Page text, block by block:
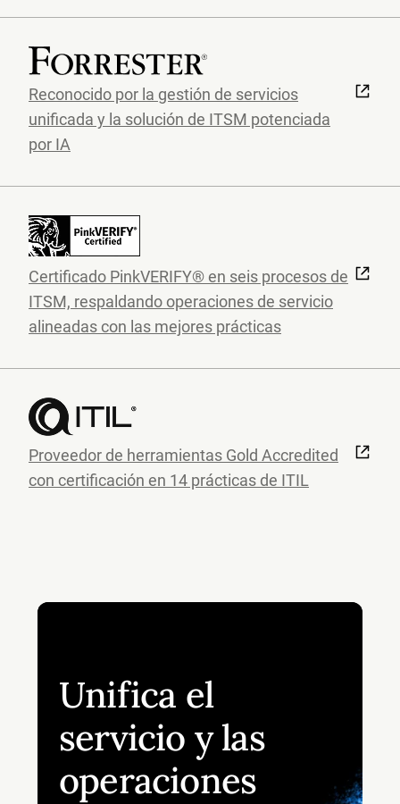
Reconocido por la gestión de servicios
unificada y la solución de ITSM potenciada
por IA
Certificado PinkVERIFY® en seis procesos de
ITSM, respaldando operaciones de servicio
alineadas con las mejores prácticas
Proveedor de herramientas Gold Accredited
con certificación en 14 prácticas de ITIL
Unifica el
servicio y las
operaciones